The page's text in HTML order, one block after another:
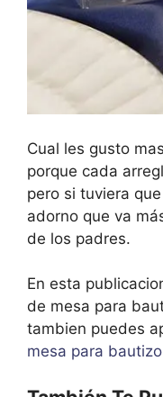
Cual les gusto
porque cada
pero si tuviera
adorno que va
de los padres.
En esta
de mesa para
tambien puedes
mesa para bautizo